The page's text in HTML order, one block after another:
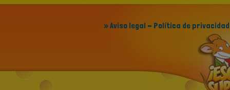
» Aviso legal - Política de privacidad